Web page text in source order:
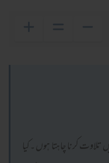
تلاوت کرنا چاہتا ہوں ۔کیا